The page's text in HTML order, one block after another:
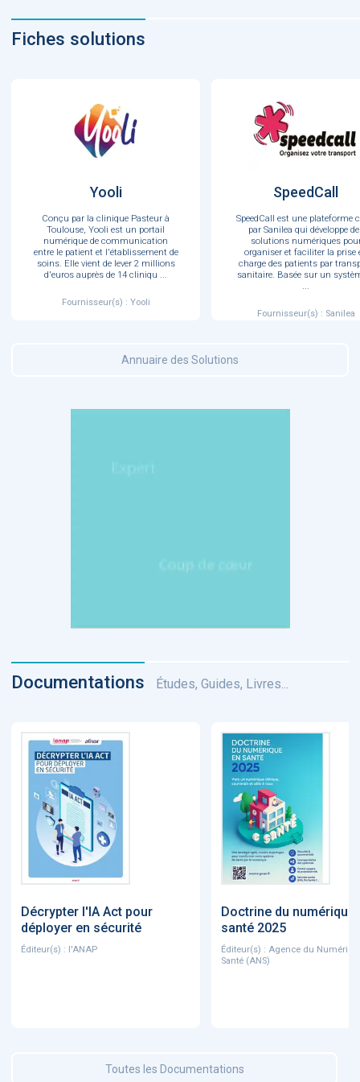
Fiches solutions
Yooli
Conçu par la clinique Pasteur à
Toulouse, Yooli est un portail
numérique de communication
entre le patient et l'établissement de
soins. Elle vient de lever 2 millions
d'euros auprès de 14 cliniqu ...
Fournisseur(s) : Yooli
SpeedCall
SpeedCall est une plateforme
par Sanilea qui développe
solutions numériques
organiser et faciliter la prise
charge des patients par
sanitaire. Basée sur un
...
Fournisseur(s) : Sanilea
Annuaire des Solutions
Documentations Études, Guides, Livres...
Décrypter l'IA Act pour
déployer en sécurité
Éditeur(s) : l'ANAP
Doctrine du numérique
santé 2025
Éditeur(s) : Agence du
Santé (ANS)
Toutes les Documentations